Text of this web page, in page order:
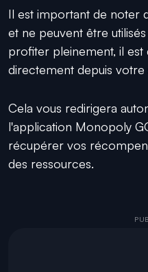
Il est important de noter
et ne peuvent être
profiter pleinement, il
directement depuis
Cela vous redirigera
l'application Monopoly
récupérer vos
des ressources.